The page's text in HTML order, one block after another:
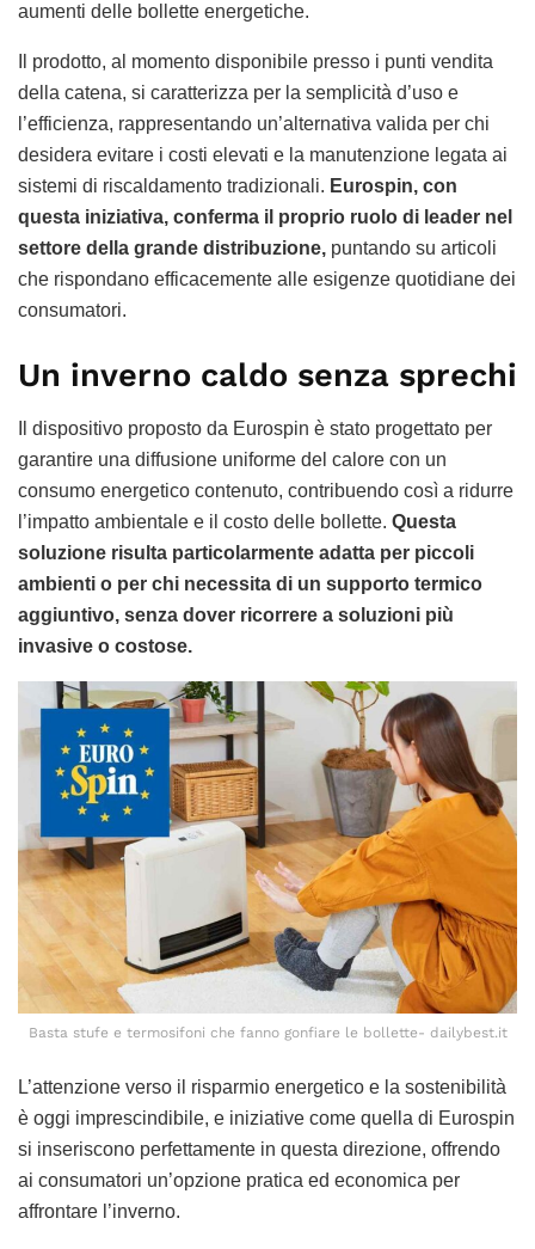
aumenti delle bollette energetiche.
Il prodotto, al momento disponibile presso i punti vendita
della catena, si caratterizza per la semplicità d’uso e
l’efficienza, rappresentando un’alternativa valida per chi
desidera evitare i costi elevati e la manutenzione legata ai
sistemi di riscaldamento tradizionali. Eurospin, con
questa iniziativa, conferma il proprio ruolo di leader nel
settore della grande distribuzione, puntando su articoli
che rispondano efficacemente alle esigenze quotidiane dei
consumatori.
Un inverno caldo senza sprechi
Il dispositivo proposto da Eurospin è stato progettato per
garantire una diffusione uniforme del calore con un
consumo energetico contenuto, contribuendo così a ridurre
l’impatto ambientale e il costo delle bollette. Questa
soluzione risulta particolarmente adatta per piccoli
ambienti o per chi necessita di un supporto termico
aggiuntivo, senza dover ricorrere a soluzioni più
invasive o costose.
Basta stufe e termosifoni che fanno gonfiare le bollette- dailybest.it
L’attenzione verso il risparmio energetico e la sostenibilità
è oggi imprescindibile, e iniziative come quella di Eurospin
si inseriscono perfettamente in questa direzione, offrendo
ai consumatori un’opzione pratica ed economica per
affrontare l’inverno.